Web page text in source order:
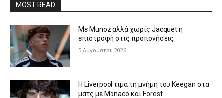
MOST READ
Με Munoz αλλά χωρίς Jacquet η
επιστροφή στις προπονήσεις
5 Αυγούστου 2026
Η Liverpool τιμά τη μνήμη του Keegan στα
ματς με Monaco και Forest